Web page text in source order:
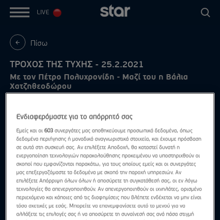
LIVE
Πίσω
ΤΡΟΧΟΣ ΤΗΣ ΤΥΧΗΣ - 25.2.2021
Με τον Πέτρο Πολυχρονίδη - Μαζί του η Βάλια
Χατζηθεοδώρου
Ενδιαφερόμαστε για το απόρρητό σας
Εμείς και οι603 συνεργάτες μας αποθηκεύουμε προσωπικά δεδομένα, όπως
δεδομένα περιήγησης ή μοναδικά αναγνωριστικά στοιχεία, και έχουμε πρόσβαση
σε αυτά στη συσκευή σας. Αν επιλέξετε Αποδοχή, θα καταστεί δυνατή η
ενεργοποίηση τεχνολογιών παρακολούθησης προκειμένου να υποστηριχθούν οι
σκοποί που εμφανίζονται παρακάτω, για τους οποίους εμείς και οι συνεργάτες
μας επεξεργαζόμαστε τα δεδομένα με σκοπό την παροχή υπηρεσιών. Αν
επιλέξετε Απόρριψη όλων όλων ή αποσύρετε τη συγκατάθεσή σας, οι εν λόγω
τεχνολογίες θα απενεργοποιηθούν. Αν απενεργοποιηθούν οι ιχνηλάτες, ορισμένο
περιεχόμενο και κάποιες από τις διαφημίσεις που βλέπετε ενδέχεται να μην είναι
τόσο σχετικές με εσάς. Μπορείτε να επανεμφανίσετε αυτό το μενού για να
αλλάξετε τις επιλογές σας ή να αποσύρετε τη συναίνεσή σας ανά πάσα στιγμή